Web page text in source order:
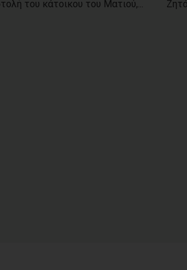
του κάτοικου του Ματιού,...